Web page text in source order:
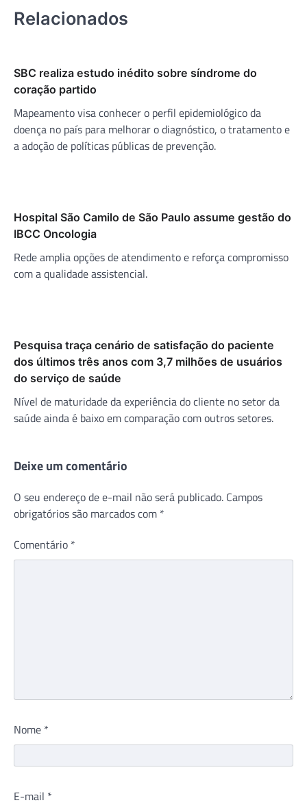
Relacionados
SBC realiza estudo inédito sobre síndrome do
coração partido
Mapeamento visa conhecer o perfil epidemiológico da
doença no país para melhorar o diagnóstico, o tratamento e
a adoção de políticas públicas de prevenção.
Hospital São Camilo de São Paulo assume gestão do
IBCC Oncologia
Rede amplia opções de atendimento e reforça compromisso
com a qualidade assistencial.
Pesquisa traça cenário de satisfação do paciente
dos últimos três anos com 3,7 milhões de usuários
do serviço de saúde
Nível de maturidade da experiência do cliente no setor da
saúde ainda é baixo em comparação com outros setores.
Deixe um comentário
O seu endereço de e-mail não será publicado. Campos
obrigatórios são marcados com *
Comentário *
Nome *
E-mail *